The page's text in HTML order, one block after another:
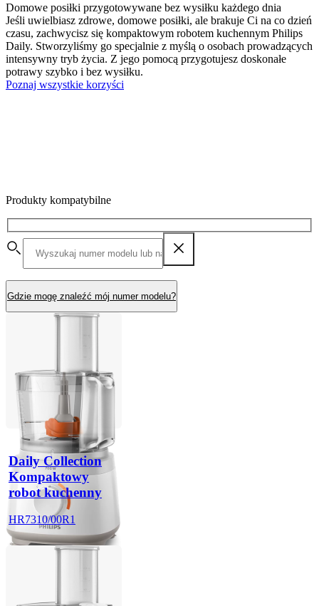
Domowe posiłki przygotowywane bez wysiłku każdego dnia
Jeśli uwielbiasz zdrowe, domowe posiłki, ale brakuje Ci na co dzień
czasu, zachwycisz się kompaktowym robotem kuchennym Philips
Daily. Stworzyliśmy go specjalnie z myślą o osobach prowadzących
intensywny tryb życia. Z jego pomocą przygotujesz doskonałe
potrawy szybko i bez wysiłku.
Poznaj wszystkie korzyści
Produkty kompatybilne
Gdzie mogę znaleźć mój numer modelu?
Daily Collection
Kompaktowy
robot kuchenny
HR7310/00R1